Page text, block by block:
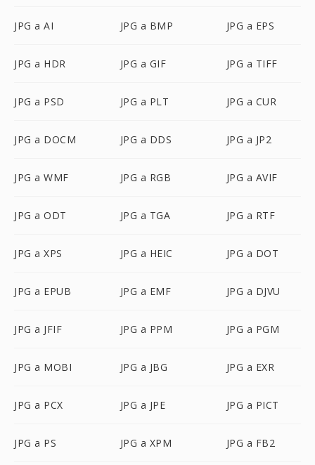
JPG a AI JPG a BMP JPG a EPS
JPG a HDR JPG a GIF JPG a TIFF
JPG a PSD JPG a PLT JPG a CUR
JPG a DOCM JPG a DDS JPG a JP2
JPG a WMF JPG a RGB JPG a AVIF
JPG a ODT JPG a TGA JPG a RTF
JPG a XPS JPG a HEIC JPG a DOT
JPG a EPUB JPG a EMF JPG a DJVU
JPG a JFIF JPG a PPM JPG a PGM
JPG a MOBI JPG a JBG JPG a EXR
JPG a PCX JPG a JPE JPG a PICT
JPG a PS JPG a XPM JPG a FB2